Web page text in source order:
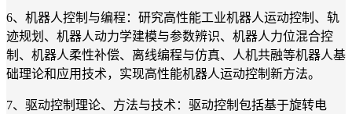
6、机器人控制与编程：研究高性能工业机器人运动控制、轨
迹规划、机器人动力学建模与参数辨识、机器人力位混合控
制、机器人柔性补偿、离线编程与仿真、人机共融等机器人基
础理论和应用技术，实现高性能机器人运动控制新方法。
7、驱动控制理论、方法与技术：驱动控制包括基于旋转电